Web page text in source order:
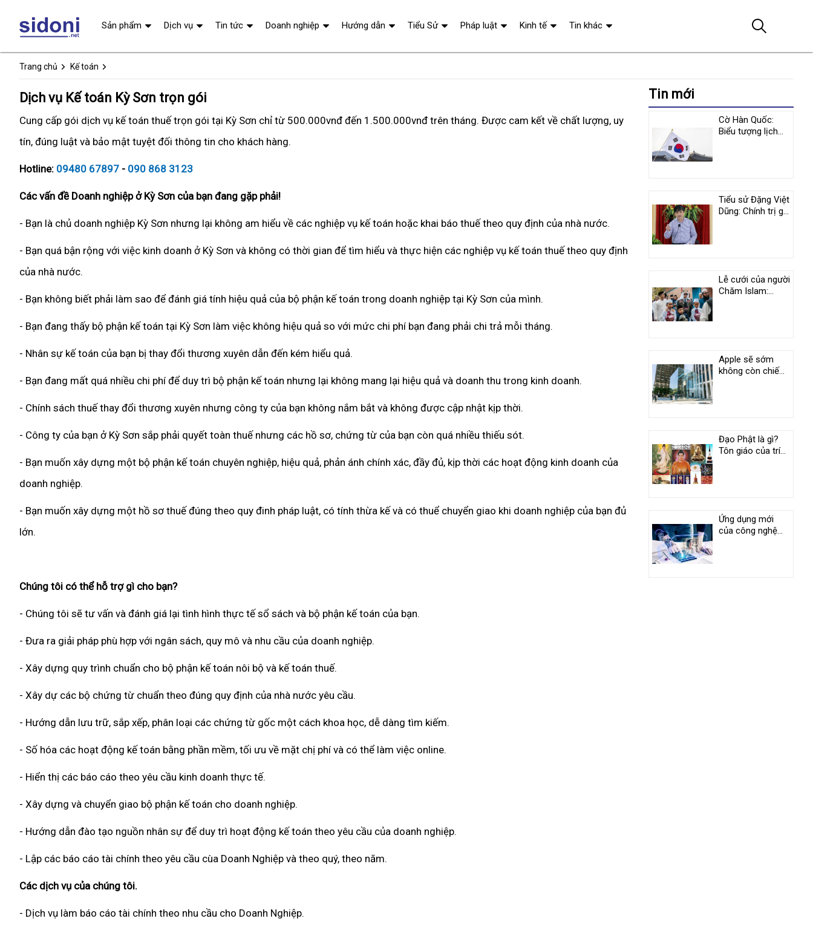
Trang chủ Kế toán
Dịch vụ Kế toán Kỳ Sơn trọn gói
Cung cấp gói dịch vụ kế toán thuế trọn gói tại Kỳ Sơn chỉ từ 500.000vnđ đến 1.500.000vnđ trên tháng. Được cam kết về chất lượng, uy
tín, đúng luật và bảo mật tuyệt đối thông tin cho khách hàng.
Hotline: 09480 67897 - 090 868 3123
Các vấn đề Doanh nghiệp ở Kỳ Sơn của bạn đang gặp phải!
- Bạn là chủ doanh nghiệp Kỳ Sơn nhưng lại không am hiểu về các nghiệp vụ kế toán hoặc khai báo thuế theo quy định của nhà nước.
- Bạn quá bận rộng với việc kinh doanh ở Kỳ Sơn và không có thời gian để tìm hiểu và thực hiện các nghiệp vụ kế toán thuế theo quy định
của nhà nước.
- Bạn không biết phải làm sao để đánh giá tính hiệu quả của bộ phận kế toán trong doanh nghiệp tại Kỳ Sơn của mình.
- Bạn đang thấy bộ phận kế toán tại Kỳ Sơn làm việc không hiệu quả so với mức chi phí bạn đang phải chi trả mỗi tháng.
- Nhân sự kế toán của bạn bị thay đổi thương xuyên dẫn đến kém hiểu quả.
- Bạn đang mất quá nhiều chi phí để duy trì bộ phận kế toán nhưng lại không mang lại hiệu quả và doanh thu trong kinh doanh.
- Chính sách thuế thay đổi thương xuyên nhưng công ty của bạn không nắm bắt và không được cập nhật kịp thời.
- Công ty của bạn ở Kỳ Sơn sắp phải quyết toàn thuế nhưng các hồ sơ, chứng từ của bạn còn quá nhiều thiếu sót.
- Bạn muốn xây dựng một bộ phận kế toán chuyên nghiệp, hiệu quả, phản ánh chính xác, đầy đủ, kịp thời các hoạt động kinh doanh của
doanh nghiệp.
- Bạn muốn xây dựng một hồ sơ thuế đúng theo quy đinh pháp luật, có tính thừa kế và có thuể chuyển giao khi doanh nghiệp của bạn đủ
lớn.
Chúng tôi có thể hỗ trợ gì cho bạn?
- Chúng tôi sẽ tư vấn và đánh giá lại tình hình thực tế sổ sách và bộ phận kế toán của bạn.
- Đưa ra giải pháp phù hợp với ngân sách, quy mô và nhu cầu của doanh nghiệp.
- Xây dựng quy trình chuẩn cho bộ phận kế toán nôi bộ và kế toán thuế.
- Xây dự các bộ chứng từ chuẩn theo đúng quy định của nhà nước yêu cầu.
- Hướng dẫn lưu trữ, sắp xếp, phân loại các chứng từ gốc một cách khoa học, dễ dàng tìm kiếm.
- Số hóa các hoạt động kế toán bằng phần mềm, tối ưu về mặt chị phí và có thể làm việc online.
- Hiển thị các báo cáo theo yêu cầu kinh doanh thực tế.
- Xây dựng và chuyển giao bộ phận kế toán cho doanh nghiệp.
- Hướng dẫn đào tạo nguồn nhân sự để duy trì hoạt động kế toán theo yêu cầu của doanh nghiệp.
- Lập các báo cáo tài chính theo yêu cầu cùa Doanh Nghiệp và theo quý, theo năm.
Các dịch vụ của chúng tôi.
- Dịch vụ làm báo cáo tài chính theo nhu cầu cho Doanh Nghiệp.
Tin mới
Cờ Hàn Quốc:
Biểu tượng lịch
Tiểu sử Đặng Việt
Dũng: Chính trị gia
Lễ cưới của người
Chăm Islam:
Apple sẽ sớm
không còn chiếm
Đạo Phật là gì?
Tôn giáo của trí
Ứng dụng mới
của công nghệ
Sản phẩm Dịch vụ Tin tức Doanh nghiệp Hướng dẫn Tiểu Sử Pháp luật Kinh tế Tin khác